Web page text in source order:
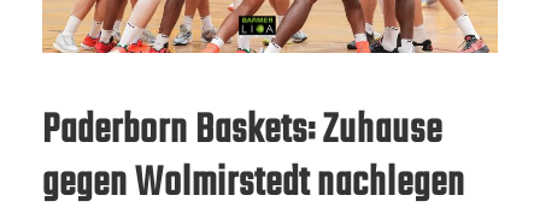
Paderborn Baskets: Zuhause
gegen Wolmirstedt nachlegen